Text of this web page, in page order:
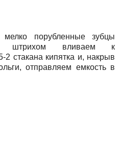
порубленные зубцы
штрихом вливаем к
стакана кипятка и, накрыв
отправляем емкость в